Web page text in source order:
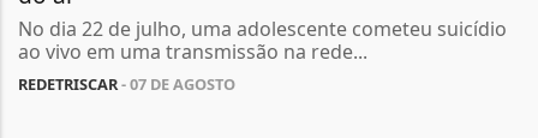
No dia 22 de julho, uma adolescente cometeu suicídio
ao vivo em uma transmissão na rede...
REDETRISCAR- 07 DE AGOSTO